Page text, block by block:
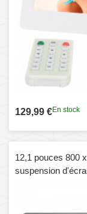
129,99 €En stock
12,1 pouces 800
suspension